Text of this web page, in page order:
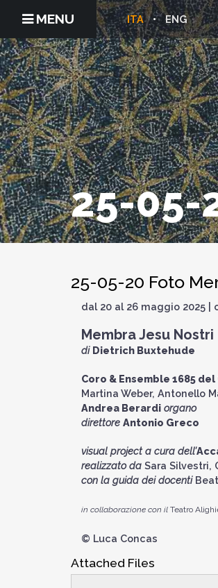
MENU ENG
ITA
25-05-
25-05-20 Foto
dal 20 al 26 maggio 2025 |
Membra Jesu Nostri
di Dietrich Buxtehude
Coro & Ensemble 1685
Martina Weber, Antonello
Andrea Berardi organo
direttore Antonio Greco
visual project a cura dell’
realizzato da Sara Silvestri,
con la guida dei docenti
in collaborazione con il Teatro
© Luca Concas
Attached Files